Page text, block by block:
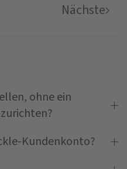
Nächste
ohne ein
Kundenkonto?